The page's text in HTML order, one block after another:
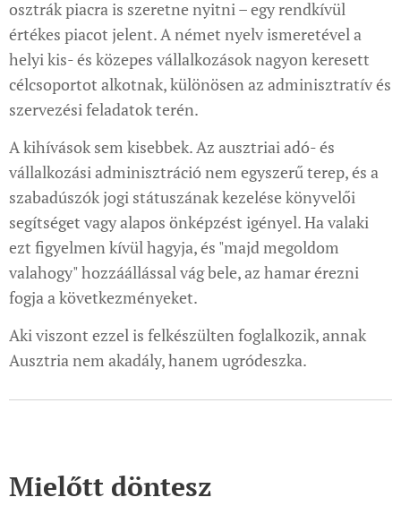
osztrák piacra is szeretne nyitni – egy rendkívül
értékes piacot jelent. A német nyelv ismeretével a
helyi kis- és közepes vállalkozások nagyon keresett
célcsoportot alkotnak, különösen az adminisztratív és
szervezési feladatok terén.
A kihívások sem kisebbek. Az ausztriai adó- és
vállalkozási adminisztráció nem egyszerű terep, és a
szabadúszók jogi státuszának kezelése könyvelői
segítséget vagy alapos önképzést igényel. Ha valaki
ezt figyelmen kívül hagyja, és "majd megoldom
valahogy" hozzáállással vág bele, az hamar érezni
fogja a következményeket.
Aki viszont ezzel is felkészülten foglalkozik, annak
Ausztria nem akadály, hanem ugródeszka.
Mielőtt döntesz